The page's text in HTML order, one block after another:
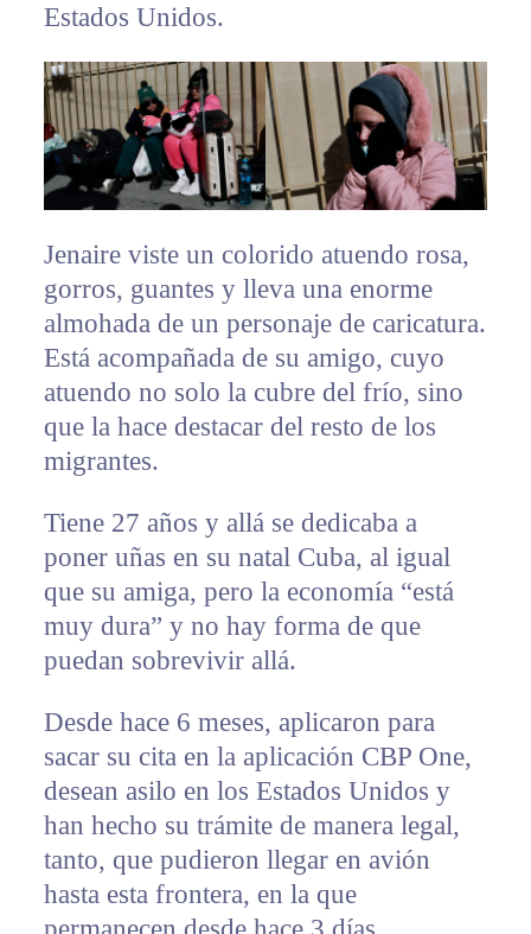
Estados Unidos.
Jenaire viste un colorido atuendo rosa,
gorros, guantes y lleva una enorme
almohada de un personaje de caricatura.
Está acompañada de su amigo, cuyo
atuendo no solo la cubre del frío, sino
que la hace destacar del resto de los
migrantes.
Tiene 27 años y allá se dedicaba a
poner uñas en su natal Cuba, al igual
que su amiga, pero la economía “está
muy dura” y no hay forma de que
puedan sobrevivir allá.
Desde hace 6 meses, aplicaron para
sacar su cita en la aplicación CBP One,
desean asilo en los Estados Unidos y
han hecho su trámite de manera legal,
tanto, que pudieron llegar en avión
hasta esta frontera, en la que